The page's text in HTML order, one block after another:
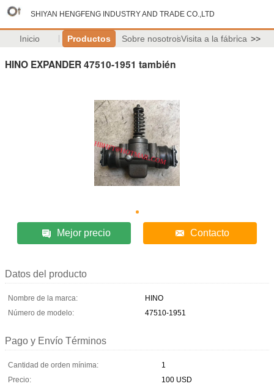
SHIYAN HENGFENG INDUSTRY AND TRADE CO.,LTD
Inicio Productos Sobre nosotrosVisita a la fábrica >>
HINO EXPANDER 47510-1951 también
Mejor precio Contacto
Datos del producto
Nombre de la marca:
HINO
Número de modelo:
47510-1951
Pago y Envío Términos
Cantidad de orden mínima:
1
Precio:
100 USD